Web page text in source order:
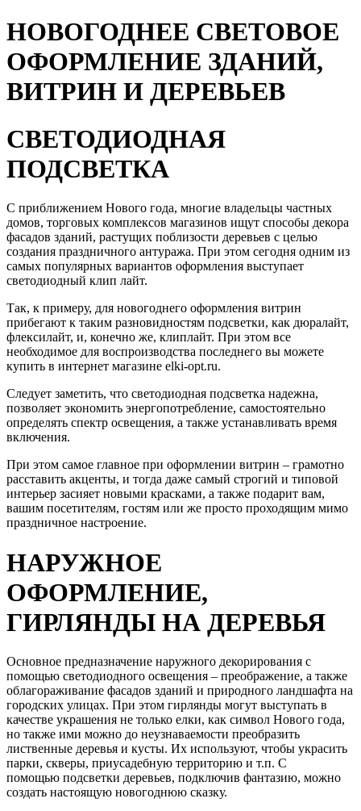
НОВОГОДНЕЕ СВЕТОВОЕ
ОФОРМЛЕНИЕ ЗДАНИЙ,
ВИТРИН И ДЕРЕВЬЕВ
СВЕТОДИОДНАЯ
ПОДСВЕТКА
С приближением Нового года, многие владельцы частных
домов, торговых комплексов магазинов ищут способы декора
фасадов зданий, растущих поблизости деревьев с целью
создания праздничного антуража. При этом сегодня одним из
самых популярных вариантов оформления выступает
светодиодный клип лайт.
Так, к примеру, для новогоднего оформления витрин
прибегают к таким разновидностям подсветки, как дюралайт,
флексилайт, и, конечно же, клиплайт. При этом все
необходимое для воспроизводства последнего вы можете
купить в интернет магазине elki-opt.ru.
Следует заметить, что светодиодная подсветка надежна,
позволяет экономить энергопотребление, самостоятельно
определять спектр освещения, а также устанавливать время
включения.
При этом самое главное при оформлении витрин – грамотно
расставить акценты, и тогда даже самый строгий и типовой
интерьер засияет новыми красками, а также подарит вам,
вашим посетителям, гостям или же просто проходящим мимо
праздничное настроение.
НАРУЖНОЕ
ОФОРМЛЕНИЕ,
ГИРЛЯНДЫ НА ДЕРЕВЬЯ
Основное предназначение наружного декорирования с
помощью светодиодного освещения – преображение, а также
облагораживание фасадов зданий и природного ландшафта на
городских улицах. При этом гирлянды могут выступать в
качестве украшения не только елки, как символ Нового года,
но также ими можно до неузнаваемости преобразить
лиственные деревья и кусты. Их используют, чтобы украсить
парки, скверы, приусадебную территорию и т.п. С
помощью подсветки деревьев, подключив фантазию, можно
создать настоящую новогоднюю сказку.